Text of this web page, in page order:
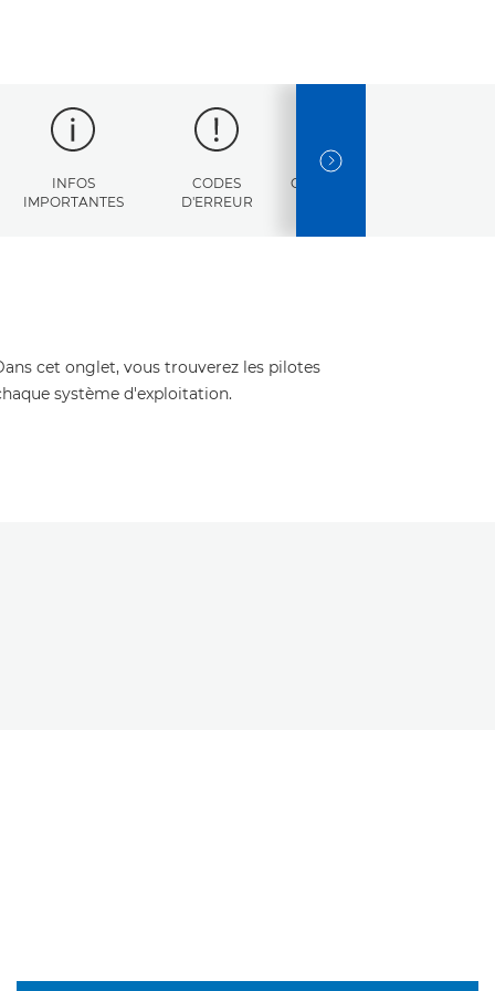
INFOS
IMPORTANTES
CODES
D'ERREUR
CARACTÉRISTIQUES
NEXT SLIDE
cet onglet, vous trouverez les pilotes
système d'exploitation.